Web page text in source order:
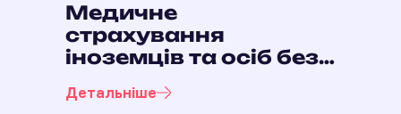
Медичне
страхування
іноземців та осіб без
перебувають на
Детальніше